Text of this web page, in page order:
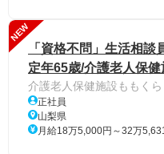
NEW
「資格不問」生活相
定年65歳/介護老人保
介護老人保健施設ももくら
正社員
山梨県
月給18万5,000円～32万